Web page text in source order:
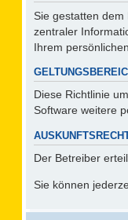
Sie gestatten
zentraler
Ihrem
Diese Richtlinie
Software weitere
Der Betreiber
Sie können